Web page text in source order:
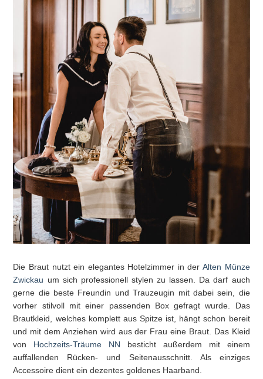
Die Braut nutzt ein elegantes Hotelzimmer in derAlten Münze
Zwickau um sich professionell stylen zu lassen. Da darf auch
gerne die beste Freundin und Trauzeugin mit dabei sein, die
vorher stilvoll mit einer passenden Box gefragt wurde. Das
Brautkleid, welches komplett aus Spitze ist, hängt schon bereit
und mit dem Anziehen wird aus der Frau eine Braut. Das Kleid
von Hochzeits-Träume NN besticht außerdem mit einem
auffallenden Rücken- und Seitenausschnitt. Als einziges
Accessoire dient ein dezentes goldenes Haarband.